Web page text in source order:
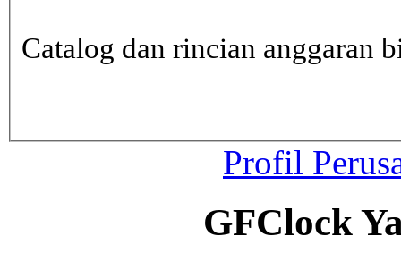
Catalog dan rincian anggaran
Profil
GFClock